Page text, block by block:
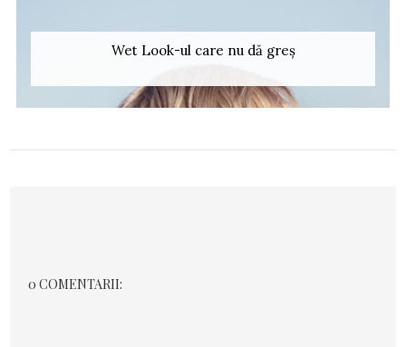
Wet Look-ul care nu dă greș
0 COMENTARII: